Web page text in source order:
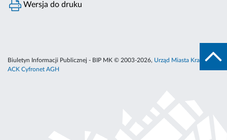
Wersja do druku
Biuletyn Informacji Publicznej - BIP MK © 2003-2026, Urząd Miasta Krakowa
ACK Cyfronet AGH